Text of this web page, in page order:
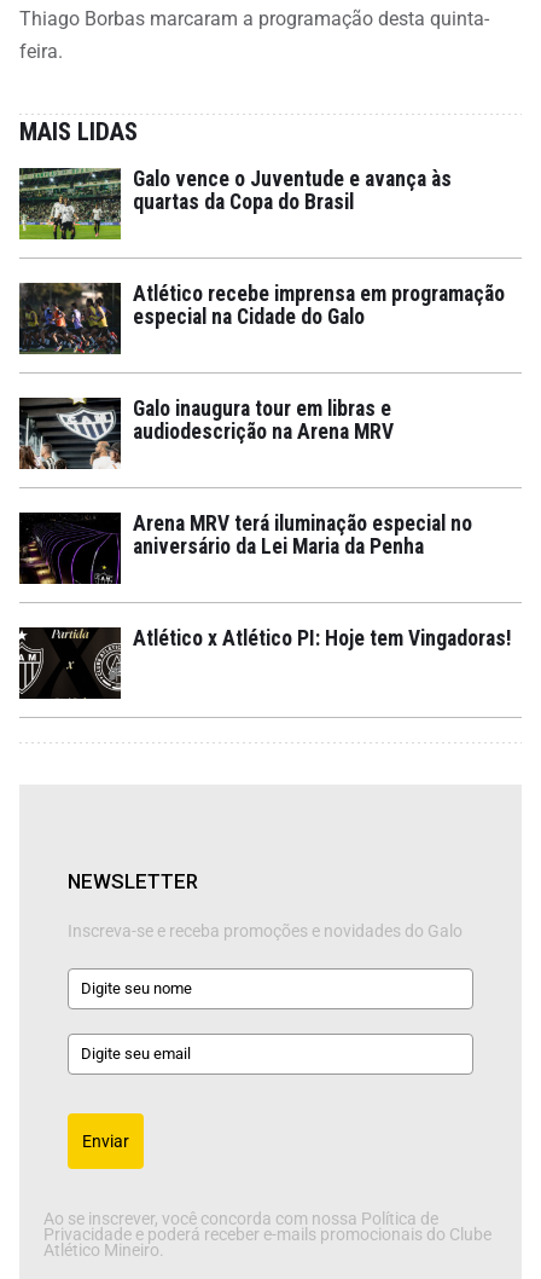
Thiago Borbas marcaram a programação desta quinta-
feira.
MAIS LIDAS
Galo vence o Juventude e avança às
quartas da Copa do Brasil
Atlético recebe imprensa em programação
especial na Cidade do Galo
Galo inaugura tour em libras e
audiodescrição na Arena MRV
Arena MRV terá iluminação especial no
aniversário da Lei Maria da Penha
Atlético x Atlético PI: Hoje tem Vingadoras!
NEWSLETTER
Inscreva-se e receba promoções e novidades do Galo
Enviar
Ao se inscrever, você concorda com nossa Política de
Privacidade e poderá receber e-mails promocionais do Clube
Atlético Mineiro.